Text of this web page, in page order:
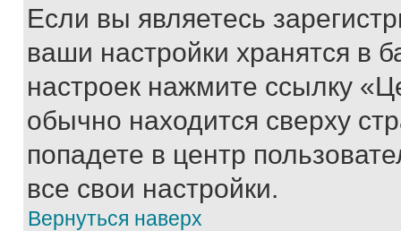
Если вы являетесь
ваши настройки хранятся в
настроек нажмите ссылку
обычно находится сверху
попадете в центр
все свои настройки.
Вернуться наверх